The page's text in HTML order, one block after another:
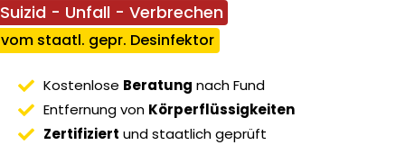
Suizid - Unfall - Verbrechen
vom staatl. gepr. Desinfektor
Kostenlose Beratung nach Fund
Entfernung von Körperflüssigkeiten
Zertifiziert und staatlich geprüft